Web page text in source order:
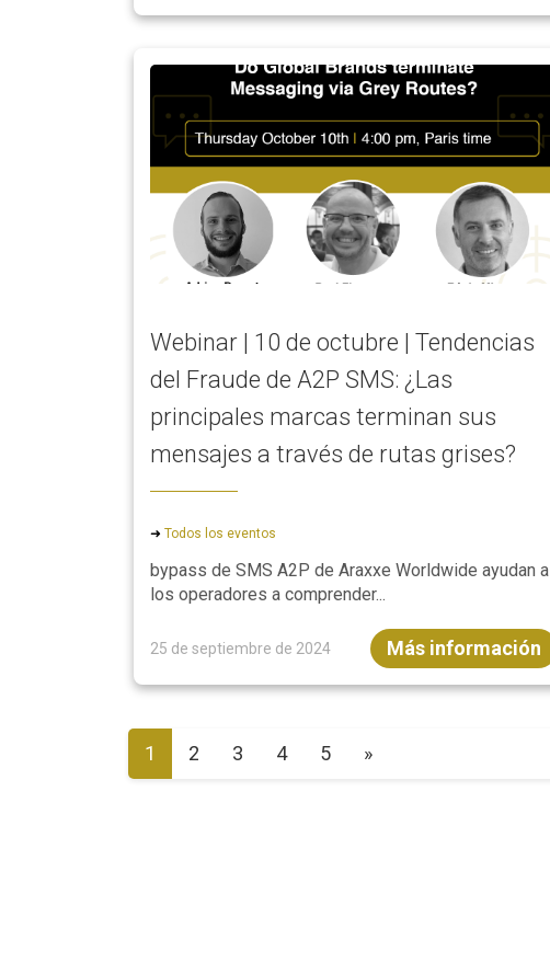
Webinar | 10 de octubre | Tendencias
del Fraude de A2P SMS: ¿Las
principales marcas terminan sus
mensajes a través de rutas grises?
➜ Todos los eventos
bypass de SMS A2P de Araxxe Worldwide ayudan a
los operadores a comprender...
25 de septiembre de 2024 Más información
1 2 3 4 5 »